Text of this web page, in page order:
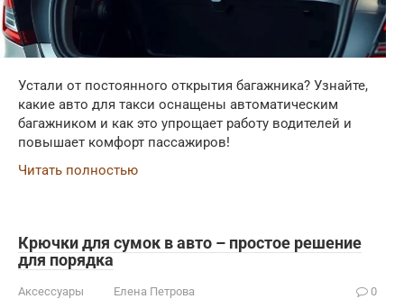
Устали от постоянного открытия багажника? Узнайте,
какие авто для такси оснащены автоматическим
багажником и как это упрощает работу водителей и
повышает комфорт пассажиров!
Читать полностью
Крючки для сумок в авто – простое решение
для порядка
Аксессуары Елена Петрова 0